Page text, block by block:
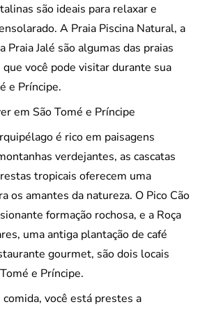
são ideais para relaxar e
A Praia Piscina Natural, a
Praia Jalé são algumas das praias
você pode visitar durante sua
e Príncipe.
é rico em paisagens
verdejantes, as cascatas
tropicais oferecem uma
os amantes da natureza. O Pico Cão
formação rochosa, e a Roça
uma antiga plantação de café
gourmet, são dois locais
e Príncipe.
você está prestes a